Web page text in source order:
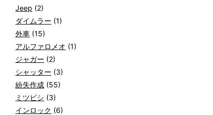
Jeep (2)
ダイムラー (1)
外車 (15)
アルファロメオ (1)
ジャガー (2)
シャッター (3)
紛失作成 (55)
ミツビシ (3)
インロック (6)